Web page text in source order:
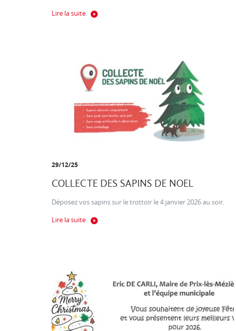
Lire la suite
29/12/25
COLLECTE DES SAPINS DE NOEL
Déposez vos sapins sur le trottoir le 4 janvier 2026 au soir.
Lire la suite